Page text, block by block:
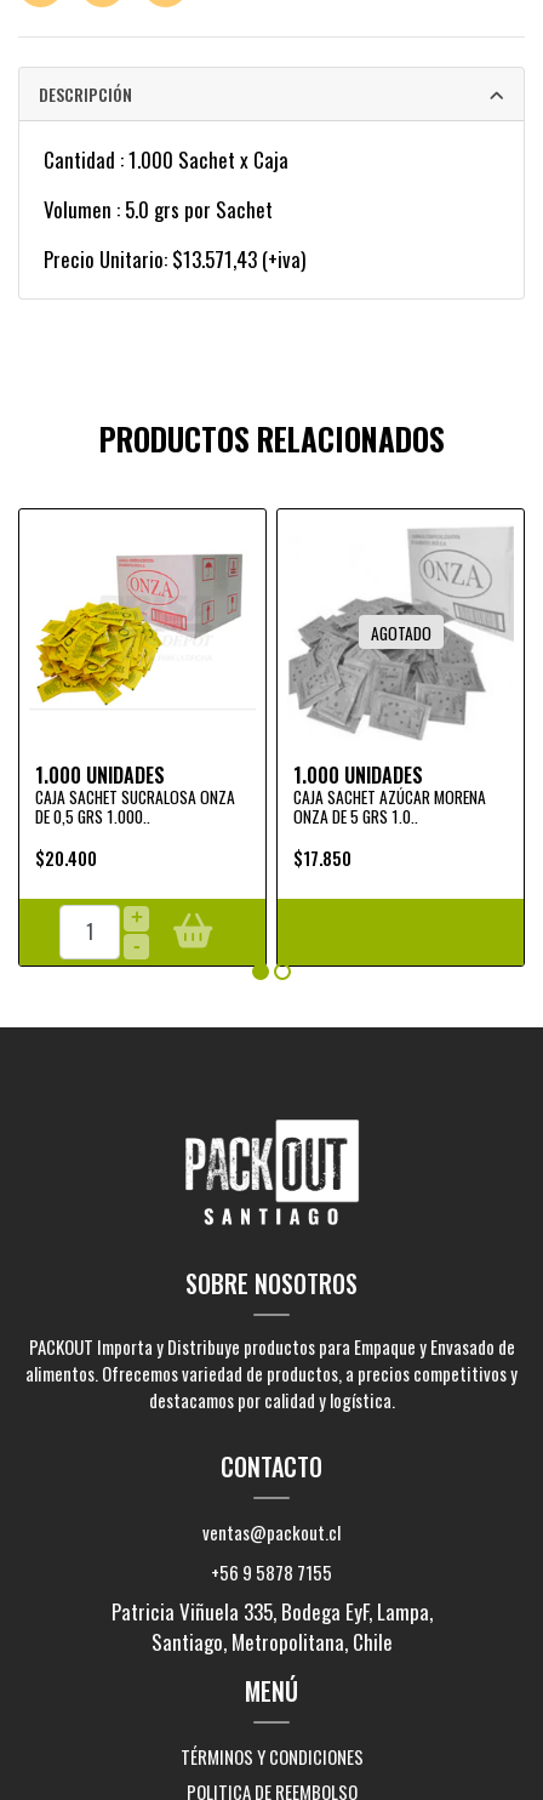
DESCRIPCIÓN
Cantidad : 1.000 Sachet x Caja
Volumen : 5.0 grs por Sachet
Precio Unitario: $13.571,43 (+iva)
PRODUCTOS RELACIONADOS
1.000 UNIDADES
CAJA SACHET SUCRALOSA ONZA
DE 0,5 GRS 1.000..
$20.400
+
-
AGOTADO
1.000 UNIDADES
CAJA SACHET AZÚCAR MORENA
ONZA DE 5 GRS 1.0..
$17.850
SOBRE NOSOTROS
PACKOUT Importa y Distribuye productos para Empaque y Envasado de
alimentos. Ofrecemos variedad de productos, a precios competitivos y
destacamos por calidad y logística.
CONTACTO
ventas@packout.cl
+56 9 5878 7155
Patricia Viñuela 335, Bodega EyF, Lampa,
Santiago, Metropolitana, Chile
MENÚ
TÉRMINOS Y CONDICIONES
POLITICA DE REEMBOLSO